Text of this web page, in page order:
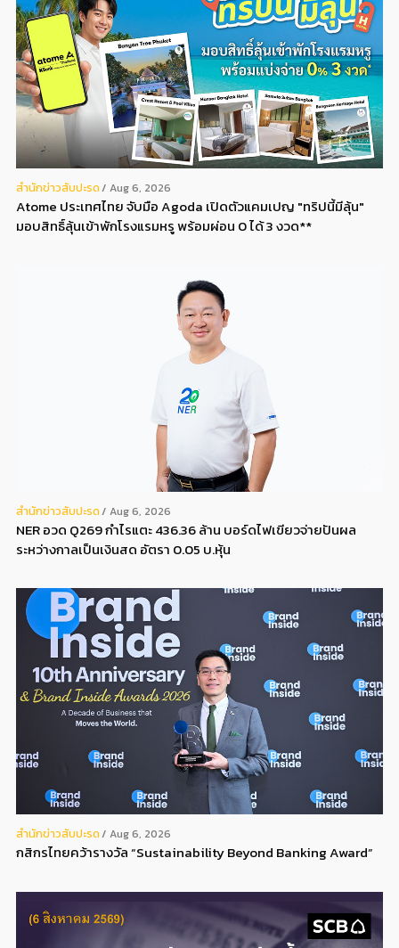
สํานักข่าวสับปะรด Aug 6, 2026
Atome ประเทศไทย จับมือ Agoda เปิดตัวแคมเปญ "ทริปนี้มีลุ้น"
มอบสิทธิ์ลุ้นเข้าพักโรงแรมหรู พร้อมผ่อน 0 ได้ 3 งวด**
สํานักข่าวสับปะรด Aug 6, 2026
NER อวด Q269 กำไรแตะ 436.36 ล้าน บอร์ดไฟเขียวจ่ายปันผล
ระหว่างกาลเป็นเงินสด อัตรา 0.05 บ.หุ้น
สํานักข่าวสับปะรด Aug 6, 2026
กสิกรไทยคว้ารางวัล “Sustainability Beyond Banking Award”